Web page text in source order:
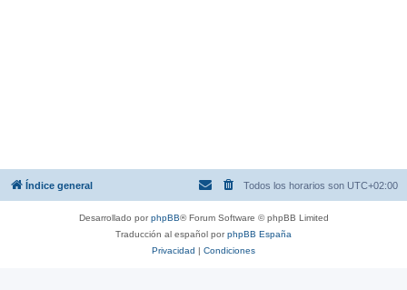
Índice general Todos los horarios son UTC+02:00
Desarrollado porphpBB® Forum Software © phpBB Limited
Traducción al español porphpBB España
Privacidad | Condiciones